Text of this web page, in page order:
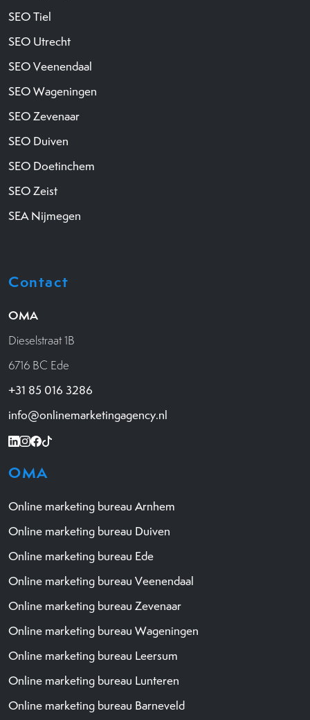
SEO Tiel
SEO Utrecht
SEO Veenendaal
SEO Wageningen
SEO Zevenaar
SEO Duiven
SEO Doetinchem
SEO Zeist
SEA Nijmegen
Contact
OMA
Dieselstraat 1B
6716 BC Ede
+31 85 016 3286
info@onlinemarketingagency.nl
OMA
Online marketing bureau Arnhem
Online marketing bureau Duiven
Online marketing bureau Ede
Online marketing bureau Veenendaal
Online marketing bureau Zevenaar
Online marketing bureau Wageningen
Online marketing bureau Leersum
Online marketing bureau Lunteren
Online marketing bureau Barneveld